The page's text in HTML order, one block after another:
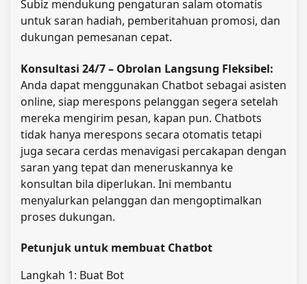
Subiz mendukung pengaturan salam otomatis
untuk saran hadiah, pemberitahuan promosi, dan
dukungan pemesanan cepat.
Konsultasi 24/7 – Obrolan Langsung Fleksibel:
Anda dapat menggunakan Chatbot sebagai asisten
online, siap merespons pelanggan segera setelah
mereka mengirim pesan, kapan pun. Chatbots
tidak hanya merespons secara otomatis tetapi
juga secara cerdas menavigasi percakapan dengan
saran yang tepat dan meneruskannya ke
konsultan bila diperlukan. Ini membantu
menyalurkan pelanggan dan mengoptimalkan
proses dukungan.
Petunjuk untuk membuat Chatbot
Langkah 1: Buat Bot